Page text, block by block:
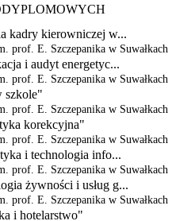
kadry kierowniczej w...
prof. E. Szczepanika w Suwałkach
i audyt energetyc...
prof. E. Szczepanika w Suwałkach
szkole"
prof. E. Szczepanika w Suwałkach
korekcyjna"
prof. E. Szczepanika w Suwałkach
i technologia info...
prof. E. Szczepanika w Suwałkach
żywności i usług g...
prof. E. Szczepanika w Suwałkach
i hotelarstwo"